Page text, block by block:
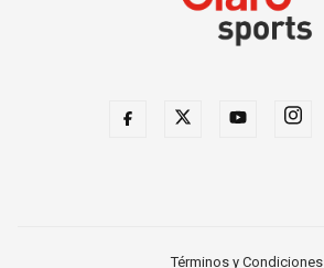
Términos y Condiciones